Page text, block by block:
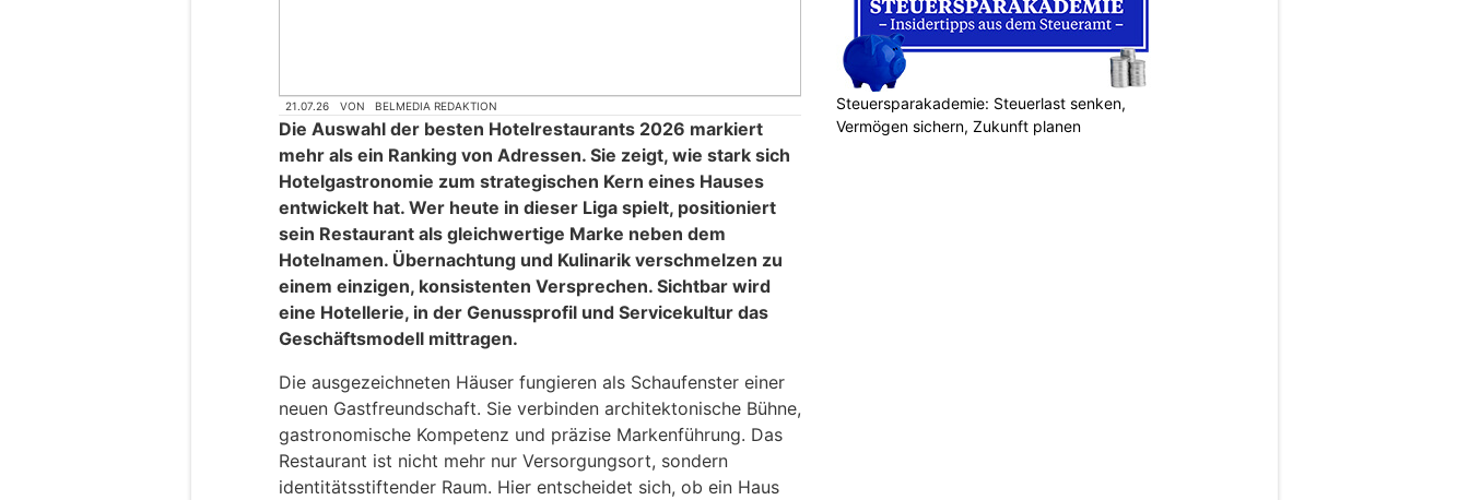
21.07.26 VON BELMEDIA REDAKTION
Die Auswahl der besten Hotelrestaurants 2026 markiert
mehr als ein Ranking von Adressen. Sie zeigt, wie stark sich
Hotelgastronomie zum strategischen Kern eines Hauses
entwickelt hat. Wer heute in dieser Liga spielt, positioniert
sein Restaurant als gleichwertige Marke neben dem
Hotelnamen. Übernachtung und Kulinarik verschmelzen zu
einem einzigen, konsistenten Versprechen. Sichtbar wird
eine Hotellerie, in der Genussprofil und Servicekultur das
Geschäftsmodell mittragen.
Die ausgezeichneten Häuser fungieren als Schaufenster einer
neuen Gastfreundschaft. Sie verbinden architektonische Bühne,
gastronomische Kompetenz und präzise Markenführung. Das
Restaurant ist nicht mehr nur Versorgungsort, sondern
identitätsstiftender Raum. Hier entscheidet sich, ob ein Haus
Steuersparakademie: Steuerlast senken,
Vermögen sichern, Zukunft planen